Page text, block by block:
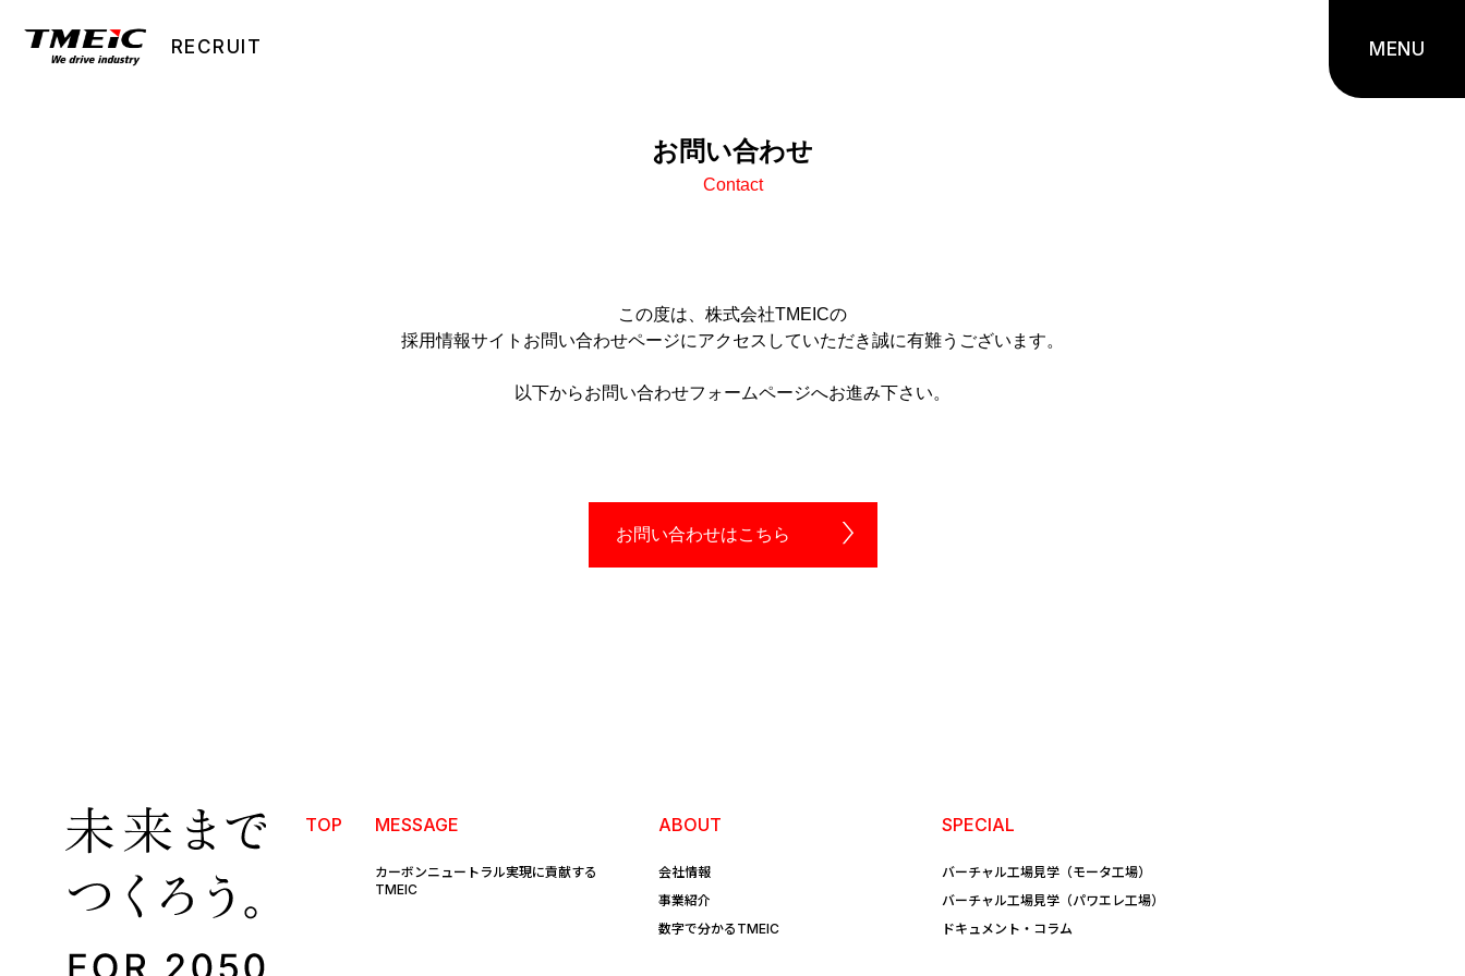
RECRUIT MENU
お問い合わせ
Contact
この度は、株式会社TMEICの
採用情報サイトお問い合わせページにアクセスしていただき誠に有難うございます。
以下からお問い合わせフォームページへお進み下さい。
お問い合わせはこちら
TOP MESSAGE
カーボンニュートラル実現に貢献する
TMEIC
ABOUT
会社情報
事業紹介
数字で分かるTMEIC
SPECIAL
バーチャル工場見学（モータ工場）
バーチャル工場見学（パワエレ工場）
ドキュメント・コラム